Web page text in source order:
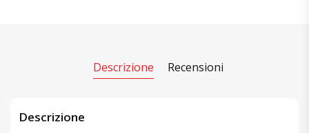
Descrizione Recensioni
Descrizione